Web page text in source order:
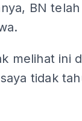
BN
melihat ini
tidak